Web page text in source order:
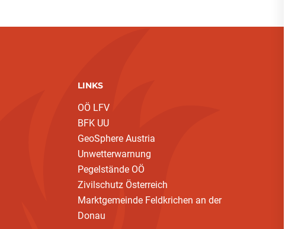
LINKS
OÖ LFV
BFK UU
GeoSphere Austria
Unwetterwarnung
Pegelstände OÖ
Zivilschutz Österreich
Marktgemeinde Feldkrichen an der
Donau